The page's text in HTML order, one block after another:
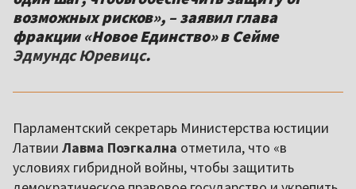
возможных рисков», – заявил глава
фракции «Новое Единство» в Сейме
Эдмундс Юревицс.
Парламентский секретарь Министерства юстиции
Латвии Лавма Поэгкална отметила, что «в
условиях гибридной войны, чтобы защитить